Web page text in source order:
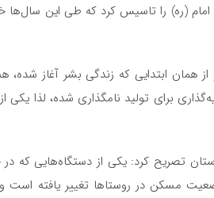
ماه پس از پیروزی انقلاب اسلامی ایران بنیاد مسکن و حساب ۱۰۰ امام (ره) را تاسیس کرد
همان ابتدایی که زندگی بشر آغاز شده،
برای تولید نامگذاری شده، لذا یکی
تصریح کرد: یکی از دستگاه‌هایی که
مسکن در روستاها تغییر یافته است و